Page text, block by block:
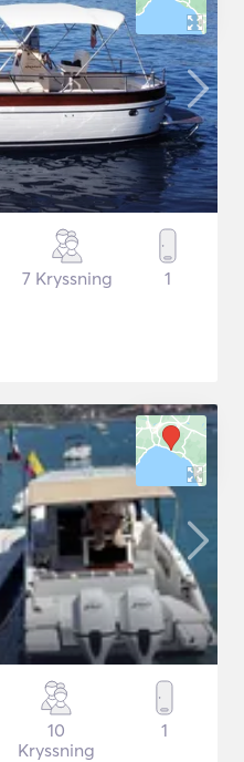
7 Kryssning 1
10
Kryssning
1